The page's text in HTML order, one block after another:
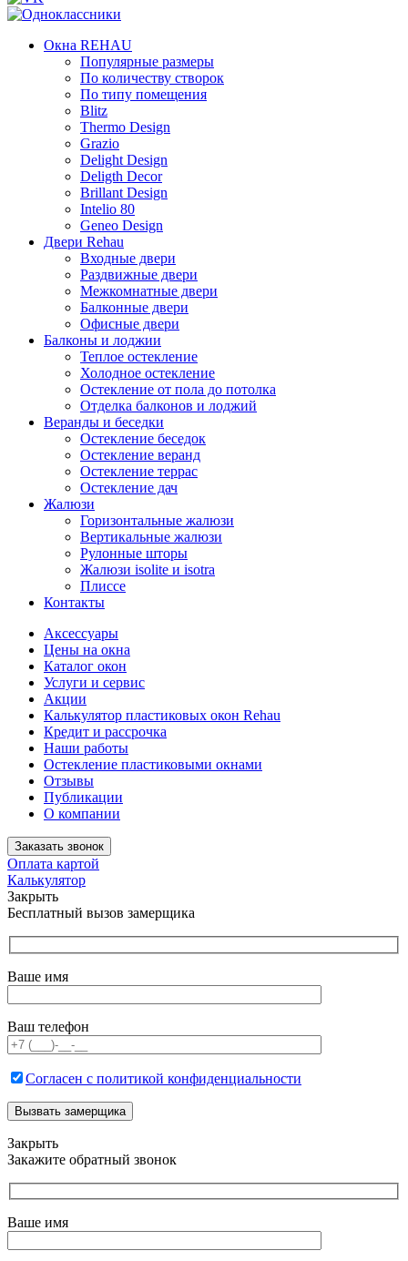
Окна REHAU
Популярные размеры
По количеству створок
По типу помещения
Blitz
Thermo Design
Grazio
Delight Design
Deligth Decor
Brillant Design
Intelio 80
Geneo Design
Двери Rehau
Входные двери
Раздвижные двери
Межкомнатные двери
Балконные двери
Офисные двери
Балконы и лоджии
Теплое остекление
Холодное остекление
Остекление от пола до потолка
Отделка балконов и лоджий
Веранды и беседки
Остекление беседок
Остекление веранд
Остекление террас
Остекление дач
Жалюзи
Горизонтальные жалюзи
Вертикальные жалюзи
Рулонные шторы
Жалюзи isolite и isotra
Плиссе
Контакты
Аксессуары
Цены на окна
Каталог окон
Услуги и сервис
Акции
Калькулятор пластиковых окон Rehau
Кредит и рассрочка
Наши работы
Остекление пластиковыми окнами
Отзывы
Публикации
О компании
Заказать звонок
Оплата картой
Калькулятор
Закрыть
Бесплатный вызов замерщика
Ваше имя
Ваш телефон
Согласен с политикой конфиденциальности
Закрыть
Закажите обратный звонок
Ваше имя